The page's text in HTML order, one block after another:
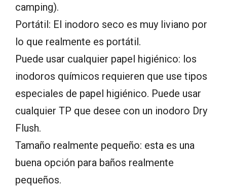
camping).
Portátil: El inodoro seco es muy liviano por
lo que realmente es portátil.
Puede usar cualquier papel higiénico: los
inodoros químicos requieren que use tipos
especiales de papel higiénico. Puede usar
cualquier TP que desee con un inodoro Dry
Flush.
Tamaño realmente pequeño: esta es una
buena opción para baños realmente
pequeños.